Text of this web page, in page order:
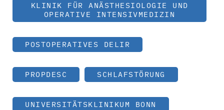
KLINIK FÜR ANÄSTHESIOLOGIE UND
OPERATIVE INTENSIVMEDIZIN
POSTOPERATIVES DELIR
PROPDESC SCHLAFSTÖRUNG
UNIVERSITÄTSKLINIKUM BONN